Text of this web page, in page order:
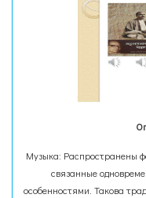
Музыка: Распространены
связанные
особенностями. Такова